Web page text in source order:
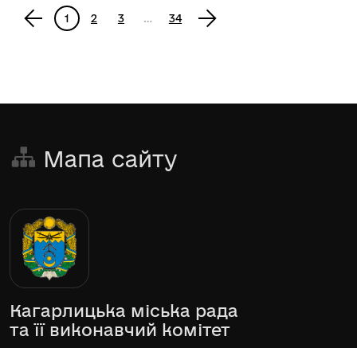
1 2 3 … 34
Мапа сайту
Кагарлицька міська рада
та її виконавчий комітет